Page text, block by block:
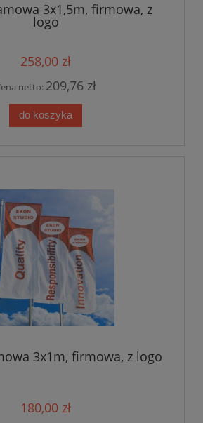
3x1,5m, firmowa, z
logo
258,00 zł
netto: 209,76 zł
do koszyka
3x1m, firmowa, z logo
180,00 zł